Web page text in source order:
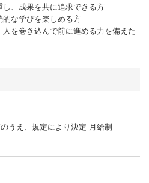
、成果を共に追求できる方
な学びを楽しめる方
を巻き込んで前に進める力を備えた
うえ、規定により決定 月給制